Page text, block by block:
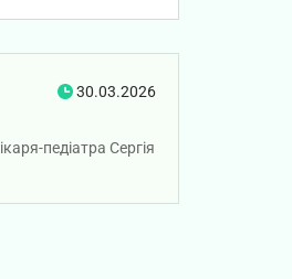
30.03.2026
педіатра Сергія